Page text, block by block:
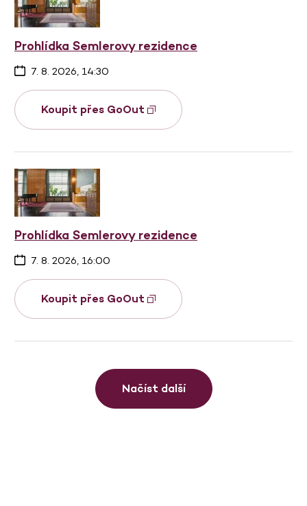
Prohlídka Semlerovy rezidence
7. 8. 2026, 14:30
Koupit přes GoOut
Prohlídka Semlerovy rezidence
7. 8. 2026, 16:00
Koupit přes GoOut
Načíst další